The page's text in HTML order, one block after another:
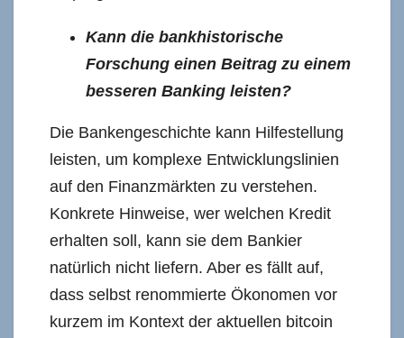
Kann die bankhistorische
Forschung einen Beitrag zu einem
besseren Banking leisten?
Die Bankengeschichte kann Hilfestellung
leisten, um komplexe Entwicklungslinien
auf den Finanzmärkten zu verstehen.
Konkrete Hinweise, wer welchen Kredit
erhalten soll, kann sie dem Bankier
natürlich nicht liefern. Aber es fällt auf,
dass selbst renommierte Ökonomen vor
kurzem im Kontext der aktuellen bitcoin